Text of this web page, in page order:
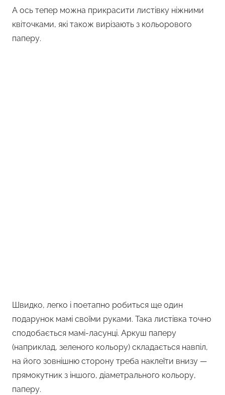
А ось тепер можна прикрасити листівку ніжними
квіточками, які також вирізають з кольорового
паперу.
Швидко, легко і поетапно робиться ще один
подарунок мамі своїми руками. Така листівка точно
сподобається мамі-ласунці. Аркуш паперу
(наприклад, зеленого кольору) складається навпіл,
на його зовнішню сторону треба наклеїти внизу —
прямокутник з іншого, діаметрального кольору,
паперу.